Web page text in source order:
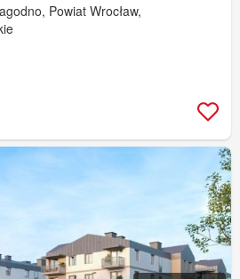
Powiat Wrocław,